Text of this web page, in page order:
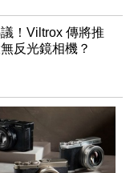
！Viltrox 傳將推
反光鏡相機？